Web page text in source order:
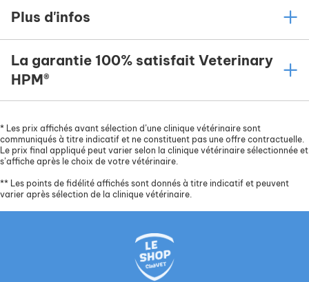
Plus d'infos
La garantie 100% satisfait Veterinary
HPM®
* Les prix affichés avant sélection d’une clinique vétérinaire sont
communiqués à titre indicatif et ne constituent pas une offre contractuelle.
Le prix final appliqué peut varier selon la clinique vétérinaire sélectionnée et
s’affiche après le choix de votre vétérinaire.
** Les points de fidélité affichés sont donnés à titre indicatif et peuvent
varier après sélection de la clinique vétérinaire.